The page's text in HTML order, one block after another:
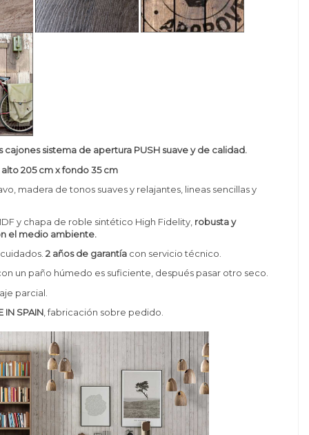
cajones sistema deapertura PUSH suavey de calidad.
205 cm x fondo 35 cm
madera de tonos suaves y relajantes, lineas sencillas y
y chapa de roble sintético High Fidelity, robusta y
el medio ambiente.
2 años de garantíacon servicio técnico.
un paño húmedo es suficiente, después pasar otro seco.
parcial.
IN SPAIN, fabricación sobre pedido.